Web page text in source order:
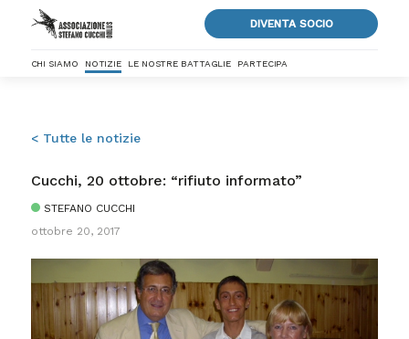
DIVENTA SOCIO
CHI SIAMO NOTIZIE LE NOSTRE BATTAGLIE PARTECIPA
< Tutte le notizie
Cucchi, 20 ottobre: “rifiuto informato”
STEFANO CUCCHI
ottobre 20, 2017